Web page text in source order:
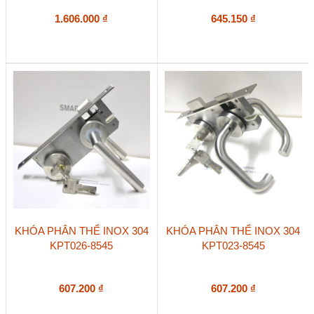
1.606.000 ₫ 645.150 ₫
KHÓA PHÂN THỂ INOX 304
KPT026-8545
607.200 ₫
KHÓA PHÂN THỂ INOX 304
KPT023-8545
607.200 ₫